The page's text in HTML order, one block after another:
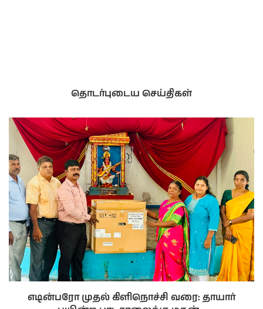
தொடர்புடைய செய்திகள்
எடின்பரோ முதல் கிளிநொச்சி வரை: தாயார்